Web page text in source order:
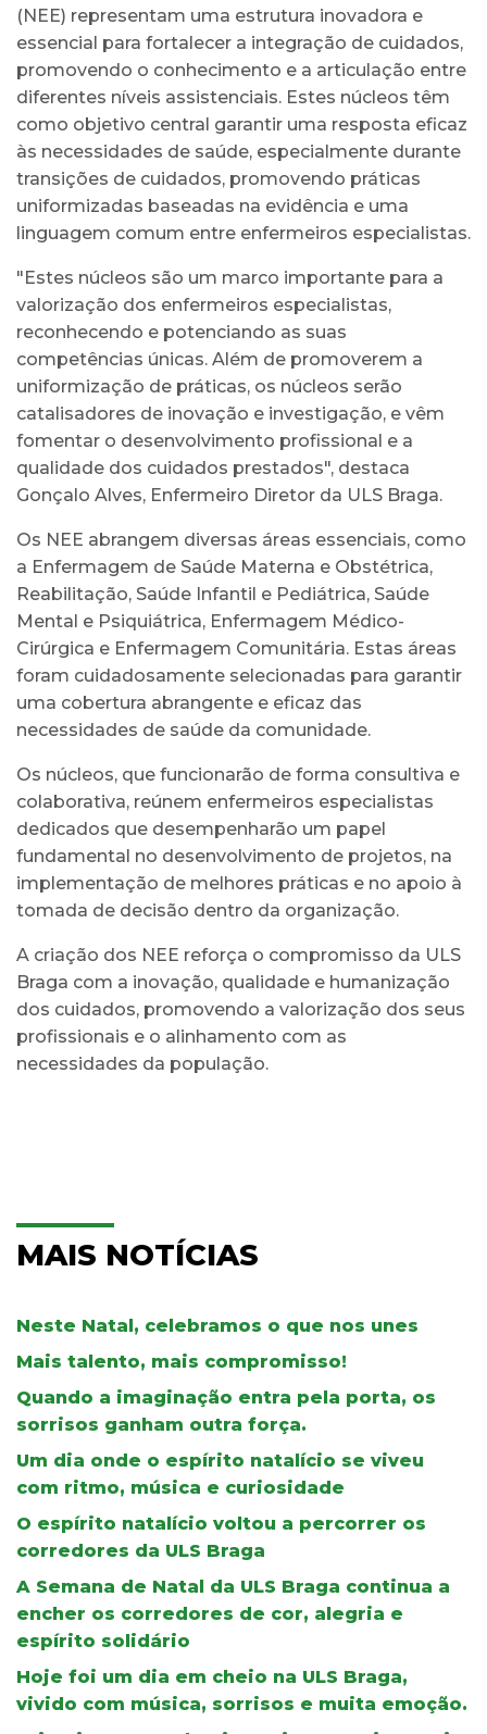
(NEE) representam uma estrutura inovadora e
essencial para fortalecer a integração de cuidados,
promovendo o conhecimento e a articulação entre
diferentes níveis assistenciais. Estes núcleos têm
como objetivo central garantir uma resposta eficaz
às necessidades de saúde, especialmente durante
transições de cuidados, promovendo práticas
uniformizadas baseadas na evidência e uma
linguagem comum entre enfermeiros especialistas.
"Estes núcleos são um marco importante para a
valorização dos enfermeiros especialistas,
reconhecendo e potenciando as suas
competências únicas. Além de promoverem a
uniformização de práticas, os núcleos serão
catalisadores de inovação e investigação, e vêm
fomentar o desenvolvimento profissional e a
qualidade dos cuidados prestados", destaca
Gonçalo Alves, Enfermeiro Diretor da ULS Braga.
Os NEE abrangem diversas áreas essenciais, como
a Enfermagem de Saúde Materna e Obstétrica,
Reabilitação, Saúde Infantil e Pediátrica, Saúde
Mental e Psiquiátrica, Enfermagem Médico-
Cirúrgica e Enfermagem Comunitária. Estas áreas
foram cuidadosamente selecionadas para garantir
uma cobertura abrangente e eficaz das
necessidades de saúde da comunidade.
Os núcleos, que funcionarão de forma consultiva e
colaborativa, reúnem enfermeiros especialistas
dedicados que desempenharão um papel
fundamental no desenvolvimento de projetos, na
implementação de melhores práticas e no apoio à
tomada de decisão dentro da organização.
A criação dos NEE reforça o compromisso da ULS
Braga com a inovação, qualidade e humanização
dos cuidados, promovendo a valorização dos seus
profissionais e o alinhamento com as
necessidades da população.
MAIS NOTÍCIAS
Neste Natal, celebramos o que nos unes
Mais talento, mais compromisso!
Quando a imaginação entra pela porta, os
sorrisos ganham outra força.
Um dia onde o espírito natalício se viveu
com ritmo, música e curiosidade
O espírito natalício voltou a percorrer os
corredores da ULS Braga
A Semana de Natal da ULS Braga continua a
encher os corredores de cor, alegria e
espírito solidário
Hoje foi um dia em cheio na ULS Braga,
vivido com música, sorrisos e muita emoção.